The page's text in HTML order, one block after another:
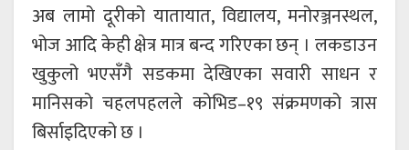
अब लामो दूरीको यातायात, विद्यालय, मनोरञ्जनस्थल,
भोज आदि केही क्षेत्र मात्र बन्द गरिएका छन् । लकडाउन
खुकुलो भएसँगै सडकमा देखिएका सवारी साधन र
मानिसको चहलपहलले कोभिड–१९ संक्रमणको त्रास
बिर्साइदिएको छ ।